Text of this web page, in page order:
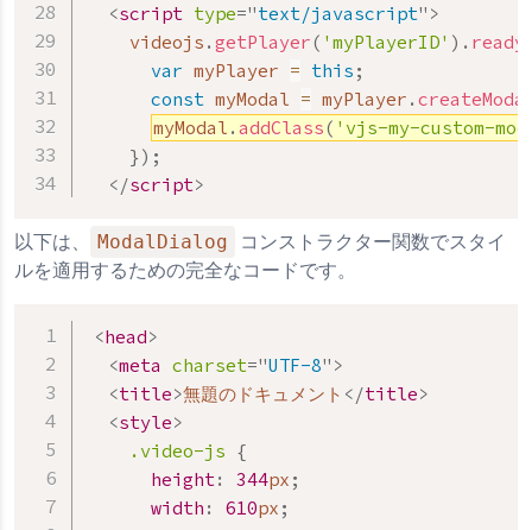
<script type="text/javascript" >
    videojs
. getPlayer( 'myPlayerID' ) . ready
var myPlayer = this ;
const myModal = myPlayer .
myModal . addClass( 'vjs-my-custom-
}) ;
</script>
以下は、 ModalDialog
コンストラクター関数でスタイ
ルを適用するための完全なコードです。
<head>
<meta charset="UTF-8" >
<title>無題のドキュメント </title>
<style>
.video-js {
height : 344px ;
width : 610px ;